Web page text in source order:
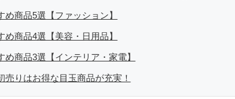
商品5選【ファッション】
商品4選【美容・日用品】
商品3選【インテリア・家電】
売りはお得な目玉商品が充実！